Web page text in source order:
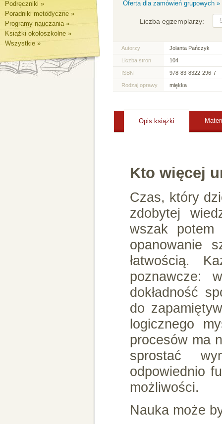
Podręczniki »
Poradniki metodyczne »
Programy nauczania »
Książki okołoszkolne »
Wszystkie »
Oferta dla zamówień grupowych »
Liczba egzemplarzy:
Autorzy Jolanta Pańczyk
Liczba stron 104
ISBN 978-83-8322-296-7
Rodzaj oprawy miękka
Opis książki
Kto więcej
Czas, który
zdobytej
wszak potem
opanowanie
łatwością.
poznawcze:
dokładność
do
logicznego
procesów ma
sprostać
odpowiednio
możliwości.
Nauka może